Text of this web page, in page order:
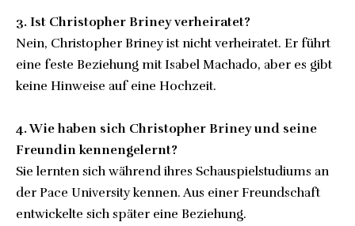
3. Ist Christopher Briney verheiratet?
Nein, Christopher Briney ist nicht verheiratet. Er führt
eine feste Beziehung mit Isabel Machado, aber es gibt
keine Hinweise auf eine Hochzeit.
4. Wie haben sich Christopher Briney und seine
Freundin kennengelernt?
Sie lernten sich während ihres Schauspielstudiums an
der Pace University kennen. Aus einer Freundschaft
entwickelte sich später eine Beziehung.